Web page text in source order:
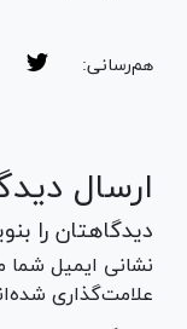
هم‌رسانی:
ارسال
دیدگاهتان را
نشانی ایمیل شما
علامت‌گذاری